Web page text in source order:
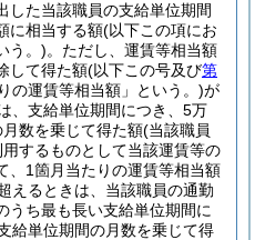
した当該職員の支給単位期間
に相当する額(以下この項にお
う。)。 ただし、運賃等相当額
して得た額(以下この号及び第
の運賃等相当額」という。)が
、支給単位期間につき、5万
数を乗じて得た額(当該職員
するものとして当該運賃等の
、1箇月当たりの運賃等相当額
えるときは、当該職員の通勤
うち最も長い支給単位期間に
給単位期間の月数を乗じて得